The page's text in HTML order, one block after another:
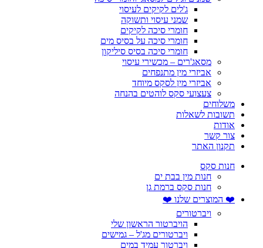
ג'לים לקיקים לעיסוי
שמני עיסוי ותשוקה
חומרי סיכה לקיקים
חומרי סיכה על בסיס מים
חומרי סיכה בסיס סיליקון
מסאג'רים – מכשירי עיסוי
אביזרי מין מתנפחים
אביזרי מין לסקס מיוחד
צעצועי סקס לוהטים בהנחה
משלוחים
תשובות לשאלות
אודות
צור קשר
תקנון האתר
חנות סקס
חנות מין בבת ים
חנות סקס ברמת גן
❤️ המוצרים שלנו ❤️
ויברטורים
הויברטור הראשון שלי
ויברטורים מג'ל – גמישים
ויברטור עמיד במים